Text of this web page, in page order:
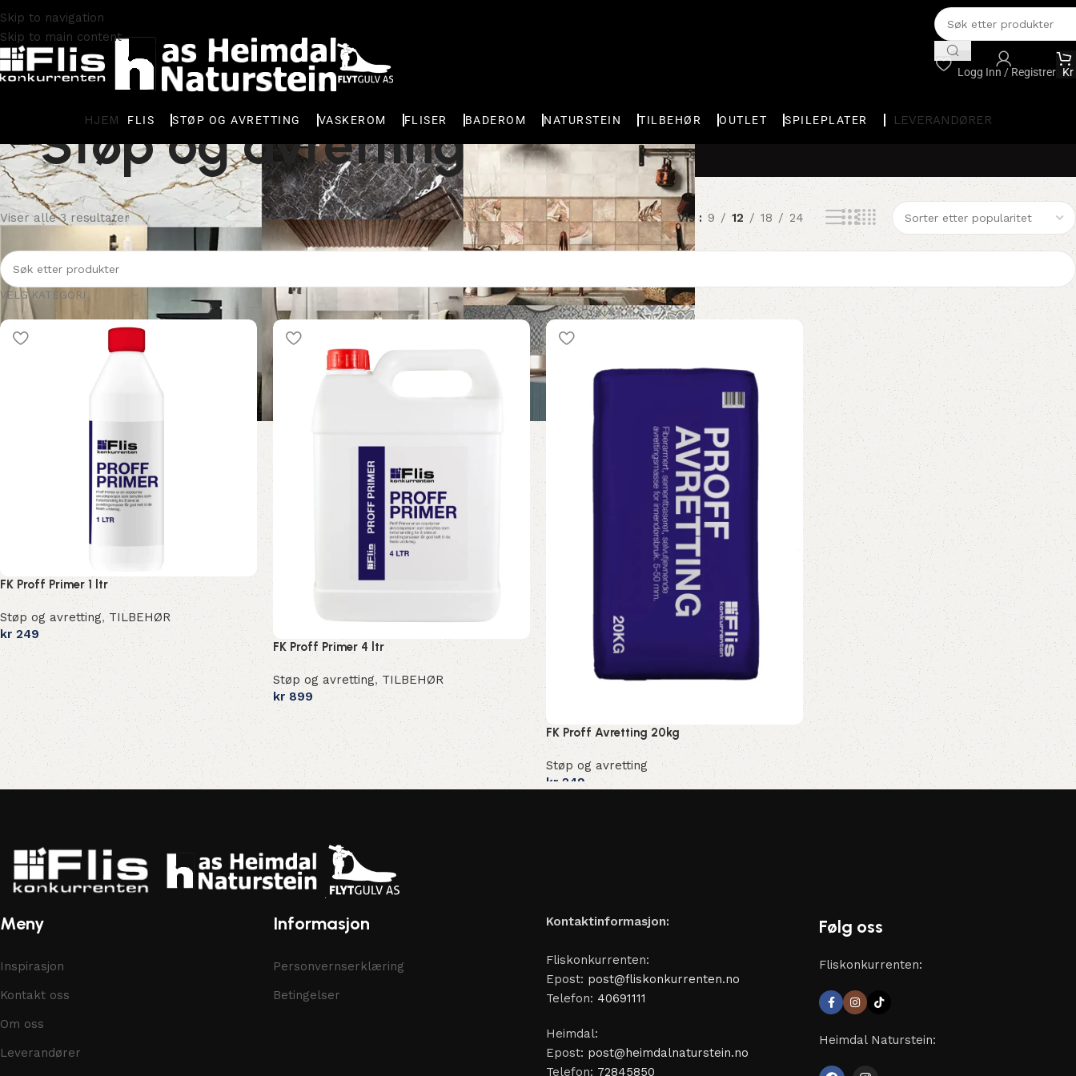
Skip to navigation
Skip to main content
Logg Inn / Registrer Kr
HJEM FLIS STØP OG AVRETTING VASKEROM FLISER BADEROM NATURSTEIN TILBEHØR OUTLET SPILEPLATER LEVERANDØRER
Støp og avretting
Viser alle 3 resultater Vis 9 12 18 24
VELG KATEGORI
FK Proff Primer 1 ltr
Støp og avretting,TILBEHØR
kr249
FK Proff Primer 4 ltr
Støp og avretting,TILBEHØR
kr899
FK Proff Avretting 20kg
Støp og avretting
kr249
Meny
Inspirasjon
Kontakt oss
Om oss
Leverandører
Informasjon
Personvernserklæring
Betingelser
Kontaktinformasjon:
Fliskonkurrenten:
Epost: post@fliskonkurrenten.no
Telefon: 40691111
Heimdal:
Epost: post@heimdalnaturstein.no
Telefon: 72845850
Følg oss
Fliskonkurrenten:
Heimdal Naturstein: